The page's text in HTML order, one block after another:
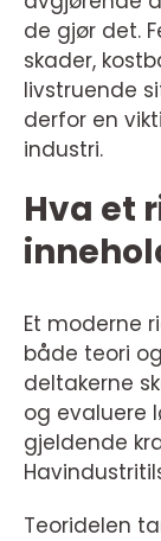
de gjør det.
skader,
livstruende
derfor en
industri.
Hva et
Et moderne
både teori
deltakerne
og evaluere
gjeldende
Teoridelen